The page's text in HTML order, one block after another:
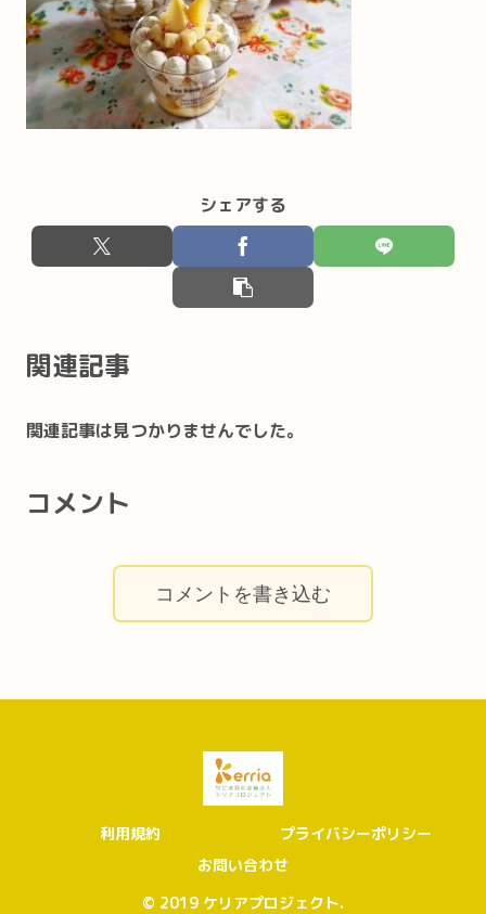
シェアする
関連記事
関連記事は見つかりませんでした。
コメント
コメントを書き込む
利用規約
プライバシーポリシー
お問い合わせ
© 2019 ケリアプロジェクト.